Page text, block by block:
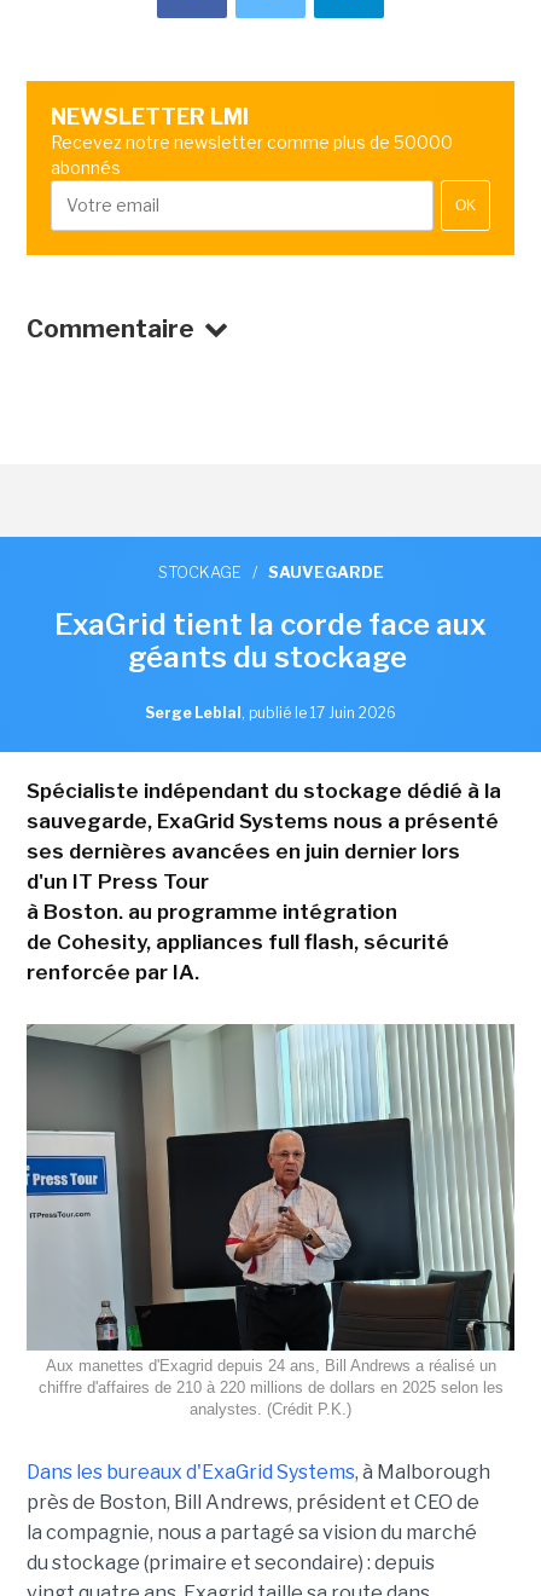
NEWSLETTER LMI
Recevez notre newsletter comme plus de 50000
abonnés
OK
Commentaire
STOCKAGE / SAUVEGARDE
ExaGrid tient la corde face aux
géants du stockage
Serge Leblal , publié le 17 Juin 2026
Spécialiste indépendant du stockage dédié à la
sauvegarde, ExaGrid Systems nous a présenté
ses dernières avancées en juin dernier lors
d'un IT Press Tour
à Boston. au programme intégration
de Cohesity, appliances full flash, sécurité
renforcée par IA.
Aux manettes d'Exagrid depuis 24 ans, Bill Andrews a réalisé un
chiffre d'affaires de 210 à 220 millions de dollars en 2025 selon les
analystes. (Crédit P.K.)
Dans les bureaux d'ExaGrid Systems, à Malborough
près de Boston, Bill Andrews, président et CEO de
la compagnie, nous a partagé sa vision du marché
du stockage (primaire et secondaire) : depuis